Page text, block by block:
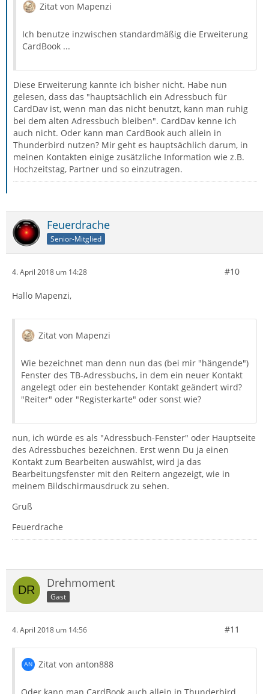
Zitat von Mapenzi
Ich benutze inzwischen standardmäßig die Erweiterung
CardBook ...
Diese Erweiterung kannte ich bisher nicht. Habe nun
gelesen, dass das "hauptsächlich ein Adressbuch für
CardDav ist, wenn man das nicht benutzt, kann man ruhig
bei dem alten Adressbuch bleiben". CardDav kenne ich
auch nicht. Oder kann man CardBook auch allein in
Thunderbird nutzen? Mir geht es hauptsächlich darum, in
meinen Kontakten einige zusätzliche Information wie z.B.
Hochzeitstag, Partner und so einzutragen.
Feuerdrache
Senior-Mitglied
4. April 2018 um 14:28 #10
Hallo Mapenzi,
Zitat von Mapenzi
Wie bezeichnet man denn nun das (bei mir "hängende")
Fenster des TB-Adressbuchs, in dem ein neuer Kontakt
angelegt oder ein bestehender Kontakt geändert wird?
"Reiter" oder "Registerkarte" oder sonst wie?
nun, ich würde es als "Adressbuch-Fenster" oder Hauptseite
des Adressbuches bezeichnen. Erst wenn Du ja einen
Kontakt zum Bearbeiten auswählst, wird ja das
Bearbeitungsfenster mit den Reitern angezeigt, wie in
meinem Bildschirmausdruck zu sehen.
Gruß
Feuerdrache
Drehmoment
Gast
4. April 2018 um 14:56 #11
Zitat von anton888